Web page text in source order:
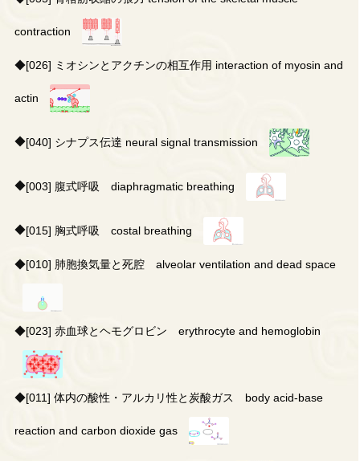
contraction
◆[026] ミオシンとアクチンの相互作用 interaction of myosin and
actin
◆[040] シナプス伝達 neural signal transmission
◆[003] 腹式呼吸 diaphragmatic breathing
◆[015] 胸式呼吸 costal breathing
◆[010] 肺胞換気量と死腔 alveolar ventilation and dead space
◆[023] 赤血球とヘモグロビン erythrocyte and hemoglobin
◆[011] 体内の酸性・アルカリ性と炭酸ガス body acid-base
reaction and carbon dioxide gas